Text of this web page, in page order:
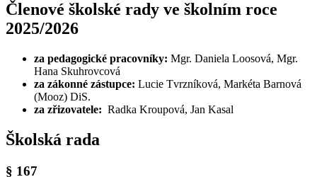
Členové školské rady ve školním roce
2025/2026
za pedagogické pracovníky: Mgr. Daniela Loosová, Mgr.
Hana Skuhrovcová
za zákonné zástupce: Lucie Tvrzníková, Markéta Barnová
(Mooz) DiS.
za zřizovatele: Radka Kroupová, Jan Kasal
Školská rada
§ 167